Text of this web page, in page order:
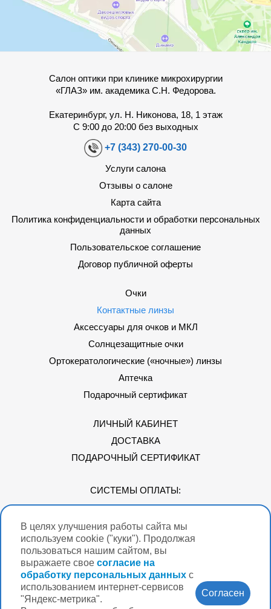
В целях улучшения работы сайта мы
используем cookie ("куки"). Продолжая
пользоваться нашим сайтом, вы
выражаете свое согласие на
обработку персональных данных с
использованием интернет-сервисов
"Яндекс-метрика".
Согласен
Салон оптики при клинике микрохирургии
«ГЛАЗ» им. академика С.Н. Федорова.
Екатеринбург, ул. Н. Никонова, 18, 1 этаж
С 9:00 до 20:00 без выходных
+7 (343) 270-00-30
Услуги салона
Отзывы о салоне
Карта сайта
Политика конфиденциальности и обработки персональных
данных
Пользовательское соглашение
Договор публичной оферты
Очки
Контактные линзы
Аксессуары для очков и МКЛ
Солнцезащитные очки
Ортокератологические («ночные») линзы
Аптечка
Подарочный сертификат
ЛИЧНЫЙ КАБИНЕТ
ДОСТАВКА
ПОДАРОЧНЫЙ СЕРТИФИКАТ
СИСТЕМЫ ОПЛАТЫ:
Мы в соцсетях
Версия для